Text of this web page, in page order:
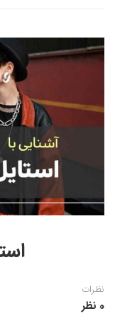
آموزش مجازی
آموزش مجازی
آموزش مجازی
نقاشی پاستل
نقاشی رنگ روغن
نقاشی آبرنگ
نقاشی کودک و
طراحی سیاه قلم
نقاش مداد رنگی
خوشنویسی
خوشنویسی با
خط نقاشی
نظرات
0 نظر